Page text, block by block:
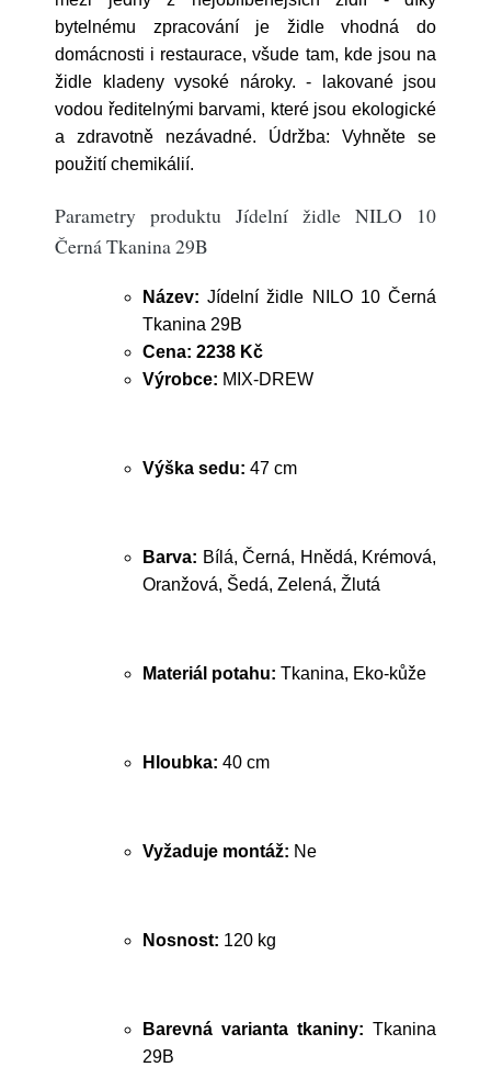
bytelnému zpracování je židle vhodná do
domácnosti i restaurace, všude tam, kde jsou na
židle kladeny vysoké nároky. - lakované jsou
vodou ředitelnými barvami, které jsou ekologické
a zdravotně nezávadné. Údržba: Vyhněte se
použití chemikálií.
Parametry produktu Jídelní židle NILO 10
Černá Tkanina 29B
Název: Jídelní židle NILO 10 Černá
Tkanina 29B
Cena: 2238 Kč
Výrobce: MIX-DREW
Výška sedu: 47 cm
Barva: Bílá, Černá, Hnědá, Krémová,
Oranžová, Šedá, Zelená, Žlutá
Materiál potahu: Tkanina, Eko-kůže
Hloubka: 40 cm
Vyžaduje montáž: Ne
Nosnost: 120 kg
Barevná varianta tkaniny: Tkanina
29B